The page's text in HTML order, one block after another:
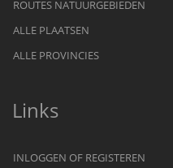
ROUTES NATUURGEBIEDEN
ALLE PLAATSEN
ALLE PROVINCIES
Links
INLOGGEN OF REGISTEREN